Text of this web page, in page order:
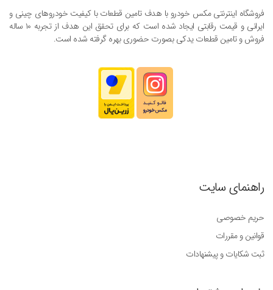
فروشگاه اینترنتی مکس خودرو با هدف تامین قطعات با کیفیت خودروهای چینی و
ایرانی و قیمت رقابتی ایجاد شده است که برای تحقق این هدف از تجربه ۱۰ ساله
فروش و تامین قطعات یدکی بصورت حضوری بهره گرفته شده است.
راهنمای سایت
حریم خصوصی
قوانین و مقررات
ثبت شکایات و پیشنهادات